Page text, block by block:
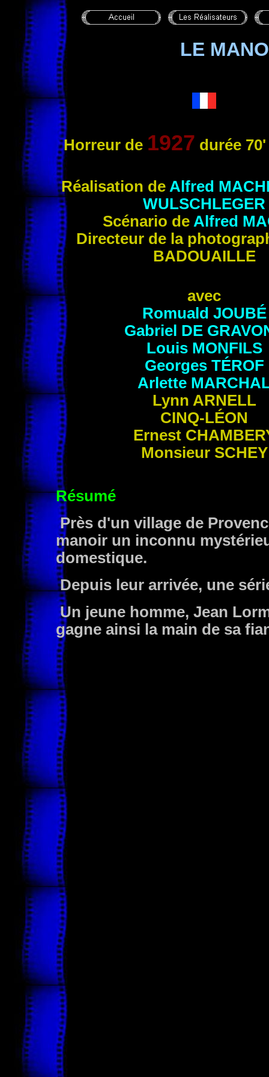
LE
Horreurde 1927 durée
Réalisation de Alfred
WULSCHLEGER
Scénario de Alfred
Directeur de la
BADOUAILLE
avec
Romuald JOUBÉ
Gabriel DE
Louis MONFILS
Georges TÉROF
Arlette
Lynn ARNELL
CINQ-LÉON
Ernest
Monsieur SCHEY
Résumé
Près d'un village de
manoir un inconnu
domestique.
Depuis leur arrivée, une
Un jeune homme, Jean
gagne ainsi la main de sa